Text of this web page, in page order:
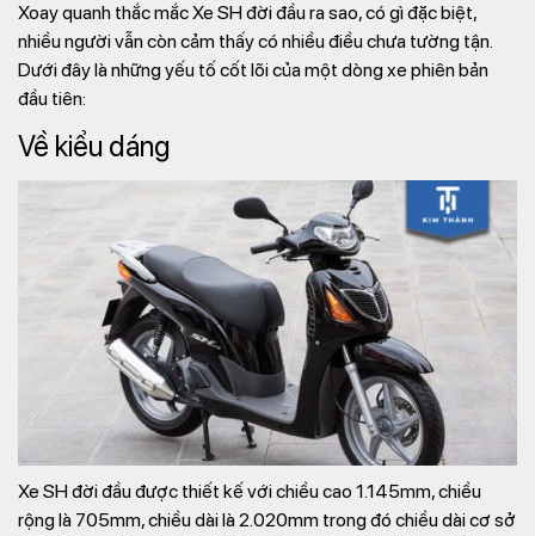
Xoay quanh thắc mắc Xe SH đời đầu ra sao, có gì đặc biệt,
nhiều người vẫn còn cảm thấy có nhiều điều chưa tường tận.
Dưới đây là những yếu tố cốt lõi của một dòng xe phiên bản
đầu tiên:
Về kiểu dáng
Xe SH đời đầu được thiết kế với chiều cao 1.145mm, chiều
rộng là 705mm, chiều dài là 2.020mm trong đó chiều dài cơ sở